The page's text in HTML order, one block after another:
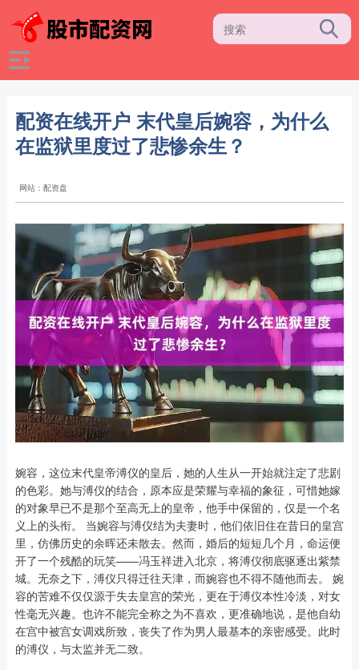
配资在线开户 末代皇后婉容，为什么
在监狱里度过了悲惨余生？
网站：配资盘
婉容，这位末代皇帝溥仪的皇后，她的人生从一开始就注定了悲剧
的色彩。她与溥仪的结合，原本应是荣耀与幸福的象征，可惜她嫁
的对象早已不是那个至高无上的皇帝，他手中保留的，仅是一个名
义上的头衔。 当婉容与溥仪结为夫妻时，他们依旧住在昔日的皇宫
里，仿佛历史的余晖还未散去。然而，婚后的短短几个月，命运便
开了一个残酷的玩笑——冯玉祥进入北京，将溥仪彻底驱逐出紫禁
城。无奈之下，溥仪只得迁往天津，而婉容也不得不随他而去。 婉
容的苦难不仅仅源于失去皇宫的荣光，更在于溥仪本性冷淡，对女
性毫无兴趣。也许不能完全称之为不喜欢，更准确地说，是他自幼
在宫中被宫女调戏所致，丧失了作为男人最基本的亲密感受。此时
的溥仪，与太监并无二致。